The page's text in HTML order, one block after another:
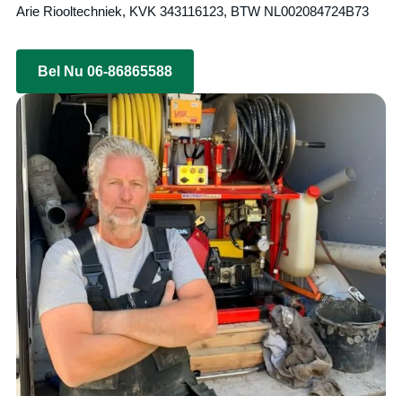
Arie Riooltechniek, KVK 343116123, BTW NL002084724B73
Bel Nu 06-86865588